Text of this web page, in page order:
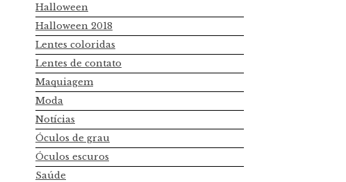
Halloween
Halloween 2018
Lentes coloridas
Lentes de contato
Maquiagem
Moda
Notícias
Óculos de grau
Óculos escuros
Saúde